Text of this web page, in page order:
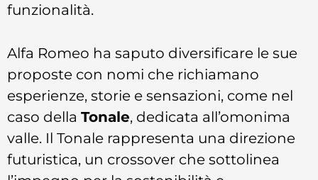
funzionalità.
Alfa Romeo ha saputo diversificare le sue
proposte con nomi che richiamano
esperienze, storie e sensazioni, come nel
caso della Tonale, dedicata all’omonima
valle. Il Tonale rappresenta una direzione
futuristica, un crossover che sottolinea